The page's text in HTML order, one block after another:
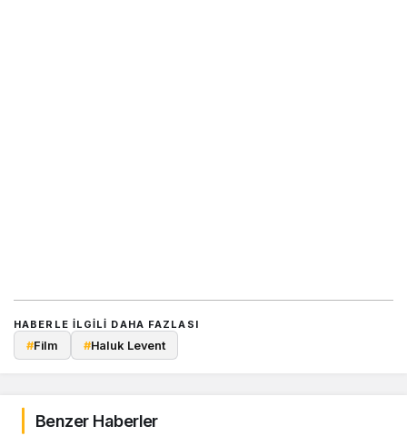
HABERLE ILGILI DAHA FAZLASI
#Film #Haluk Levent
Benzer Haberler